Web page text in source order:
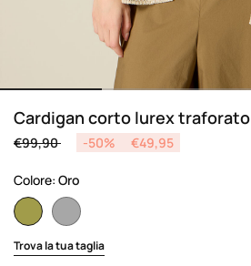
Cardigan corto lurex traforato
Price reduced from
€99,90to -50% €49,95
Colore: Oro
selected
Trova la tua taglia